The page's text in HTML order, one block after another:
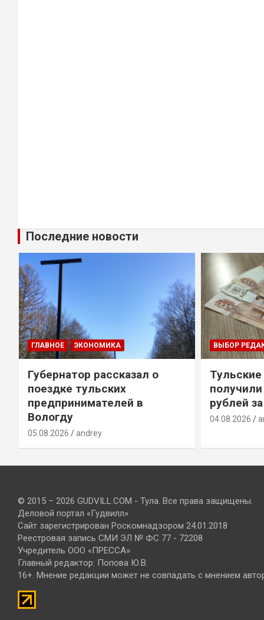
Последние новости
ГЛАВНОЕ ЭКОНОМИКА
Губернатор рассказал о
поездке тульских
предпринимателей в
Вологду
05.08.2026 andrey
ВЫБОР
рублей
04.08.2026
© 2015 – 2026 GUDVILL.COM - Тула. Все права защищены.
Деловой портал «Гудвилл»
Сайт зарегистрирован Роскомнадзором 24.01.2018
Реестровая запись СМИ ЭЛ № ФС 77 - 72208
Учредитель ООО «ПРЕССА»
Главный редактор: Попова Ю.В.
16+. Мнение редакции может не совпадать с мнением